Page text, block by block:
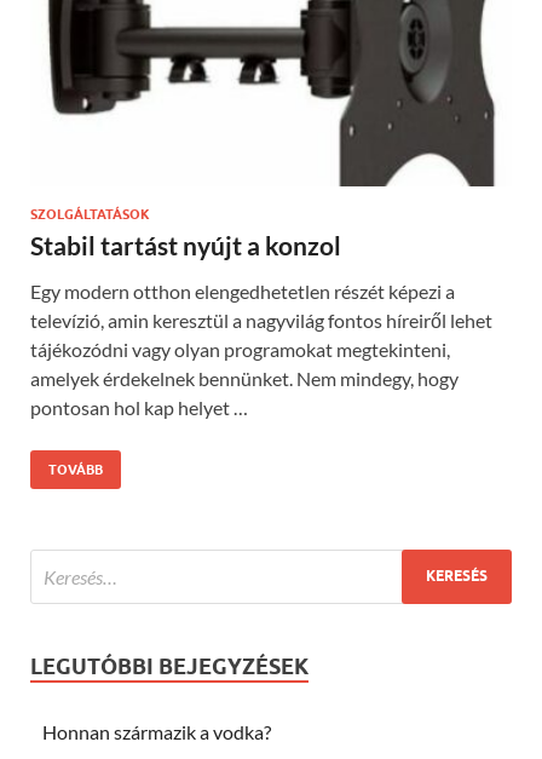
SZOLGÁLTATÁSOK
Stabil tartást nyújt a konzol
Egy modern otthon elengedhetetlen részét képezi a
televízió, amin keresztül a nagyvilág fontos híreiről lehet
tájékozódni vagy olyan programokat megtekinteni,
amelyek érdekelnek bennünket. Nem mindegy, hogy
pontosan hol kap helyet …
TOVÁBB
LEGUTÓBBI BEJEGYZÉSEK
Honnan származik a vodka?